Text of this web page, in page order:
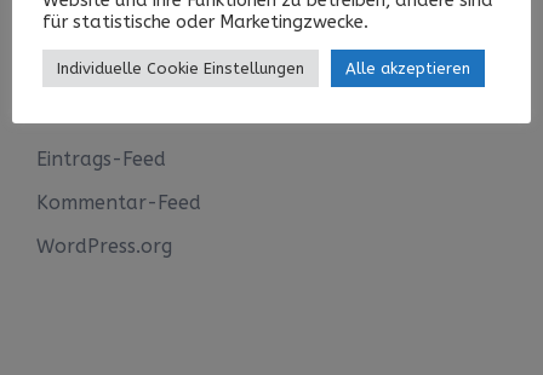
Meta
Eintrags-Feed
Kommentar-Feed
WordPress.org
für statistische oder Marketingzwecke.
Individuelle Cookie Einstellungen Alle akzeptieren